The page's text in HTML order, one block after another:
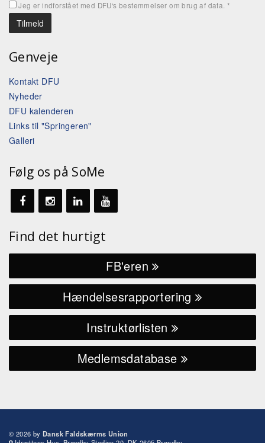
Jeg er indforstået med DFU's bestemmelser om brug af data.*
Genveje
Kontakt DFU
Nyheder
DFU kalenderen
Links til "Springeren"
Galleri
Følg os på SoMe
Find det hurtigt
FB'eren
Hændelsesrapportering
Instruktørlisten
Medlemsdatabase
© 2026 by Dansk Faldskærms Union